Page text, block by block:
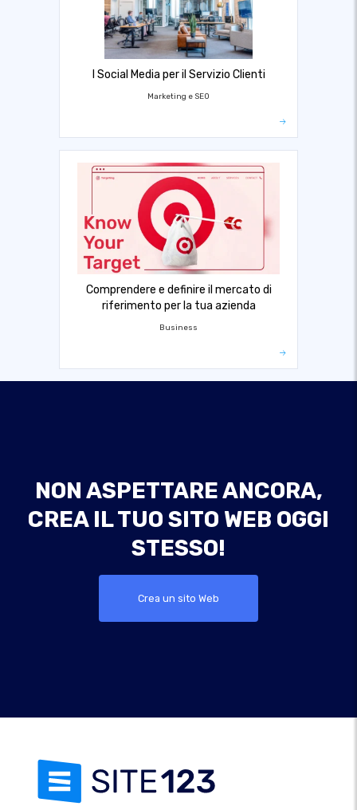
I Social Media per il Servizio Clienti
Marketing e SEO
Comprendere e definire il mercato di
riferimento per la tua azienda
Business
NON ASPETTARE ANCORA,
CREA IL TUO SITO WEB OGGI
STESSO!
Crea un sito Web